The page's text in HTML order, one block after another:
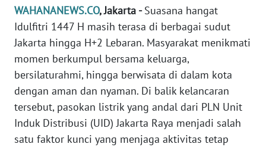
WAHANANEWS.CO, Jakarta -Suasana hangat
Idulfitri 1447 H masih terasa di berbagai sudut
Jakarta hingga H+2 Lebaran. Masyarakat menikmati
momen berkumpul bersama keluarga,
bersilaturahmi, hingga berwisata di dalam kota
dengan aman dan nyaman. Di balik kelancaran
tersebut, pasokan listrik yang andal dari PLN Unit
Induk Distribusi (UID) Jakarta Raya menjadi salah
satu faktor kunci yang menjaga aktivitas tetap
Informasi
INDEKS
BERITA
KONTAK
KAMI
INFO